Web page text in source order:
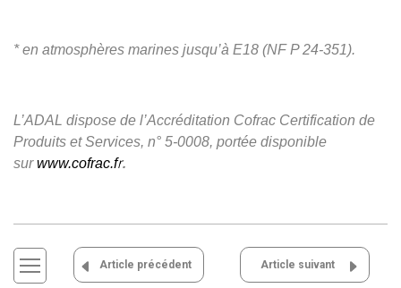
* en atmosphères marines jusqu’à E18 (NF P 24-351).
L’ADAL dispose de l’Accréditation Cofrac Certification de
Produits et Services, n° 5-0008, portée disponible
surwww.cofrac.fr.
Navigation
Article précédent Article suivant